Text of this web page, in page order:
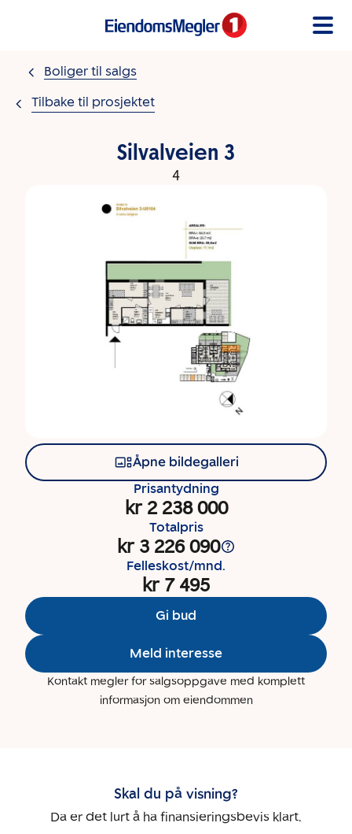
Boliger til salgs
Tilbake til prosjektet
Silvalveien 3
4
Åpne bildegalleri
Prisantydning
kr 2 238 000
Totalpris
kr 3 226 090
Felleskost/mnd.
kr 7 495
Gi bud
Meld interesse
Kontakt megler for salgsoppgave med komplett
informasjon om eiendommen
Skal du på visning?
Da er det lurt å ha finansieringsbevis klart.